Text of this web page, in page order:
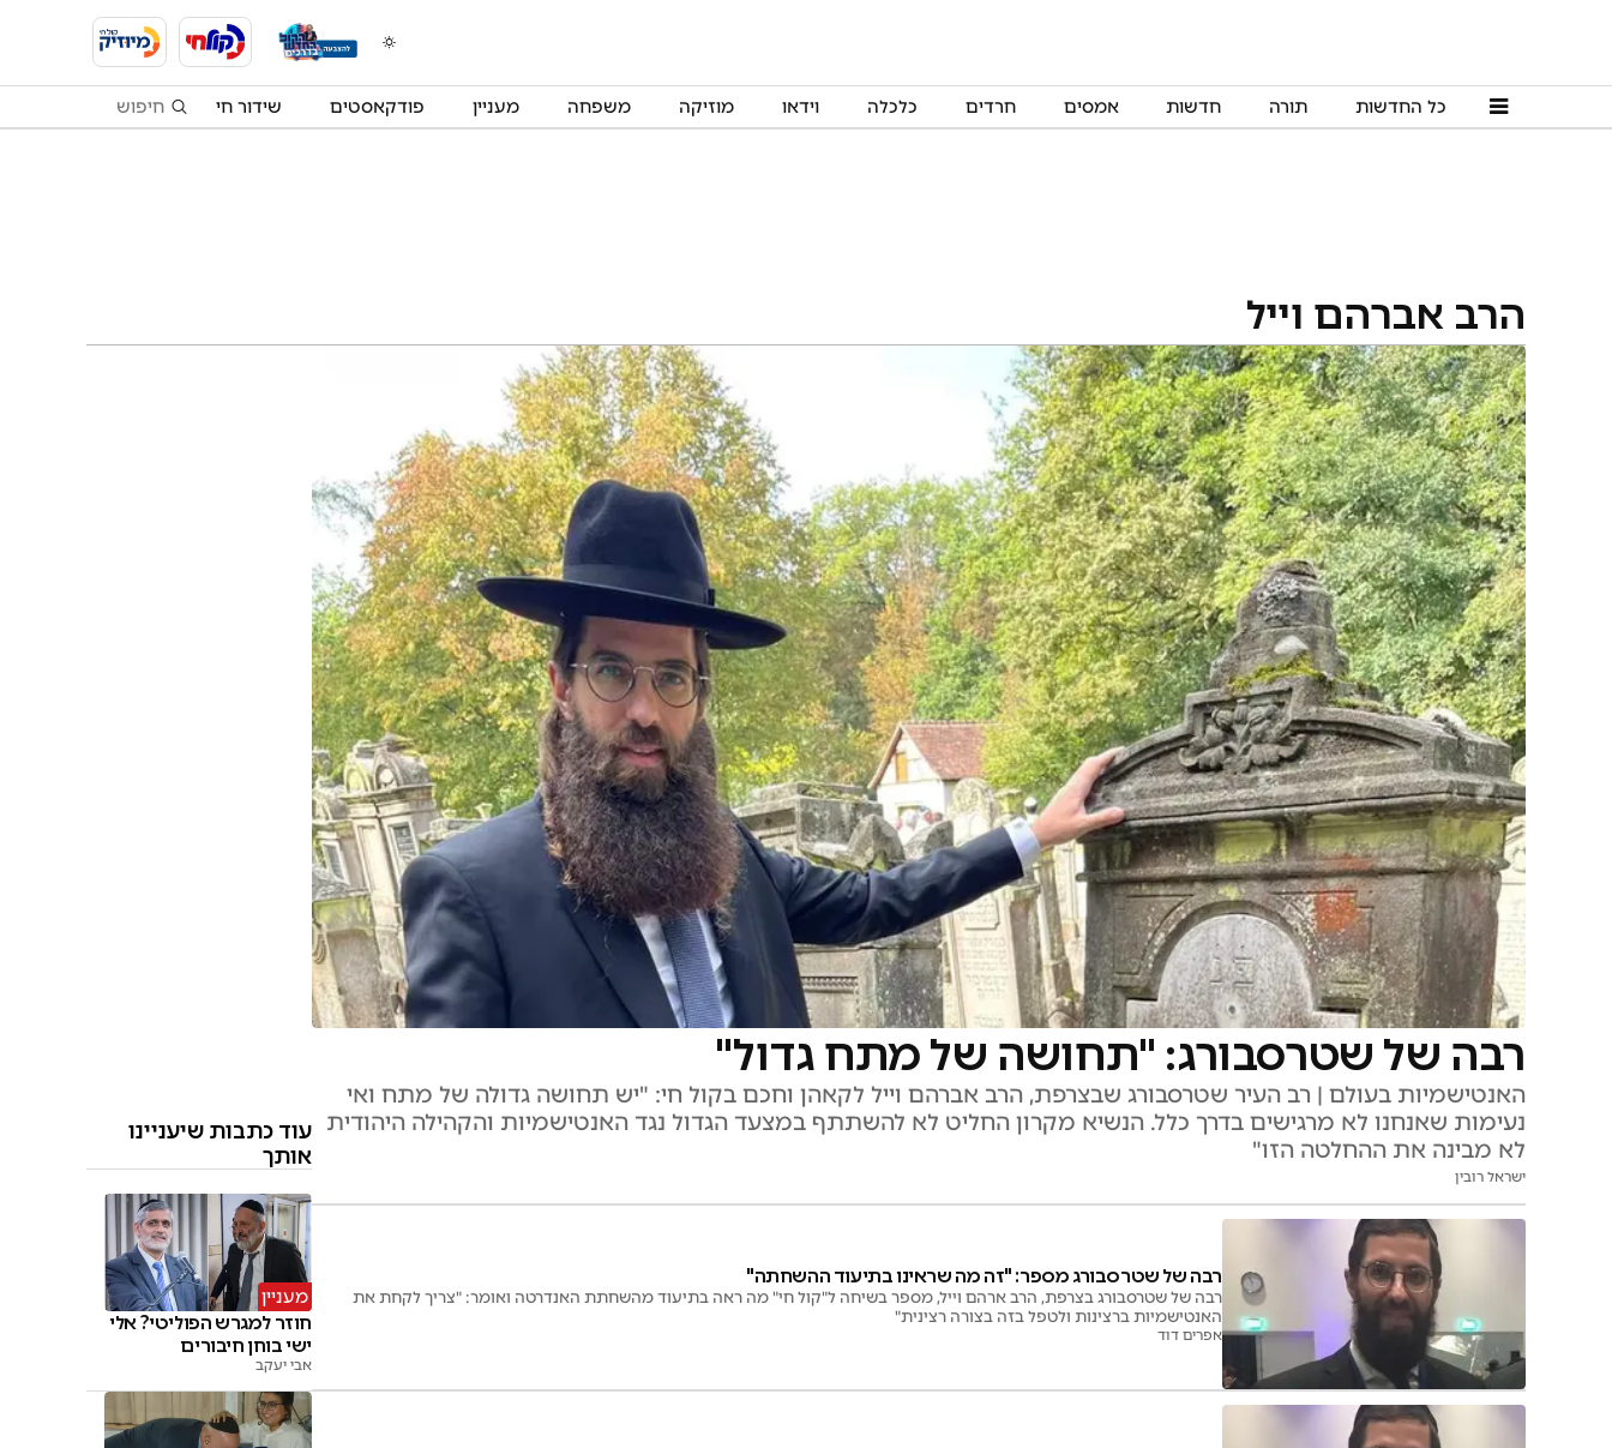
כל החדשות תורה חדשות אמסים חרדים כלכלה וידאו מוזיקה משפחה מעניין פודקאסטים שידור חי
הרב אברהם וייל
רבה של שטרסבורג: "תחושה של מתח גדול"
האנטישמיות בעולם | רב העיר שטרסבורג שבצרפת, הרב אברהם וייל לקאהן וחכם בקול חי: "יש תחושה גדולה של מתח ואי
נעימות שאנחנו לא מרגישים בדרך כלל. הנשיא מקרון החליט לא להשתתף במצעד הגדול נגד האנטישמיות והקהילה היהודית
לא מבינה את ההחלטה הזו"
ישראל רובין
רבה של שטרסבורג מספר: "זה מה שראינו בתיעוד ההשחתה"
רבה של שטרסבורג בצרפת, הרב ארהם וייל, מספר בשיחה ל"קול חי" מה ראה בתיעוד מהשחתת האנדרטה ואומר: "צריך לקחת את
האנטישמיות ברצינות ולטפל בזה בצורה רצינית"
אפרים דוד
עוד כתבות שיעניינו
אותך
מעניין
חוזר למגרש הפוליטי? אלי
ישי בוחן חיבורים
אבי יעקב